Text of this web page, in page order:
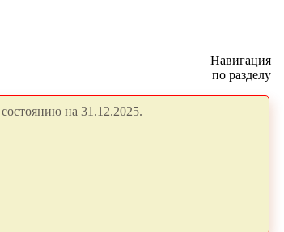
Навигация
по разделу
на 31.12.2025.